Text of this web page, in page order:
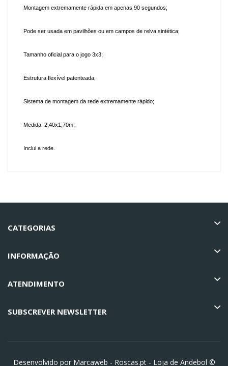
Montagem extremamente rápida em apenas 90 segundos;
Pode ser usada em pavilhões ou em campos de relva sintética;
Tamanho oficial para o jogo 3x3;
Estrutura flexível patenteada;
Sistema de montagem da rede extremamente rápido;
Medida: 2,40x1,70m;
Inclui a rede.
CATEGORIAS
INFORMAÇÃO
ATENDIMENTO
SUBSCREVER NEWSLETTER
Desenvolvido por Marcaweb - Roscas.pt - Loja de Andebol ©